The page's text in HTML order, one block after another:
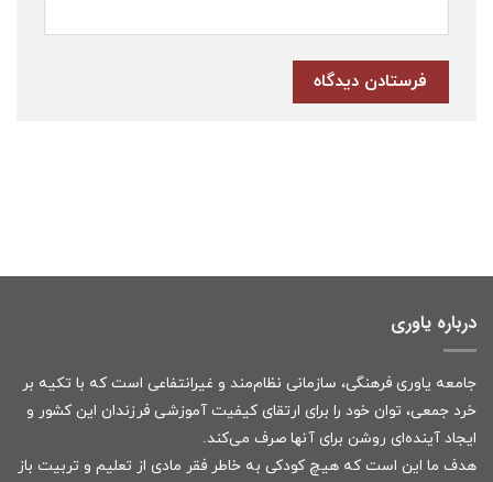
درباره یاوری
جامعه یاوری فرهنگی، سازمانی نظام‌مند و غیرانتفاعی است که با تکیه بر
خرد جمعی، توان خود را برای ارتقای کیفیت آموزشی فرزندان این کشور و
ایجاد آینده‌ای روشن برای آنها صرف می‌کند.
هدف ما این است که هیچ کودکی به خاطر فقر مادی از تعلیم و تربیت باز